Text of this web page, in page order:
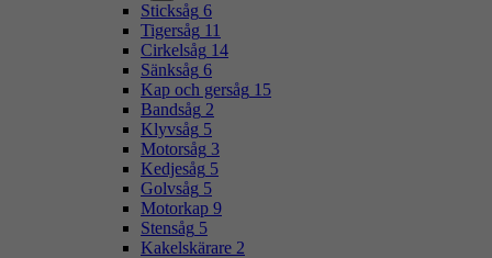
Sticksåg 6
Tigersåg 11
Cirkelsåg 14
Sänksåg 6
Kap och gersåg 15
Bandsåg 2
Klyvsåg 5
Motorsåg 3
Kedjesåg 5
Golvsåg 5
Motorkap 9
Stensåg 5
Kakelskärare 2